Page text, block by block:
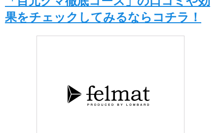
果をチェックしてみるならコチラ！